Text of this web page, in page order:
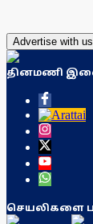
Advertise with us
தினமணி
செயலிகளை